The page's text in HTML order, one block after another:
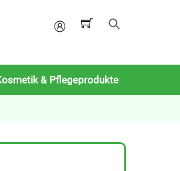
Mein
& Pflegeprodukte